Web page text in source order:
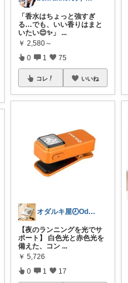
「香水はちょっと強すぎ
る…でも、いい香りはまと
いたい😌✨」...
￥ 2,580～
0 1 75
コレ いいね
オダルキ屋🕗Oda-ruki08
【夜のランニングを光でサ
ポート】 白色光と赤色光を
備えた、コン ...
￥ 5,726
0 1 17